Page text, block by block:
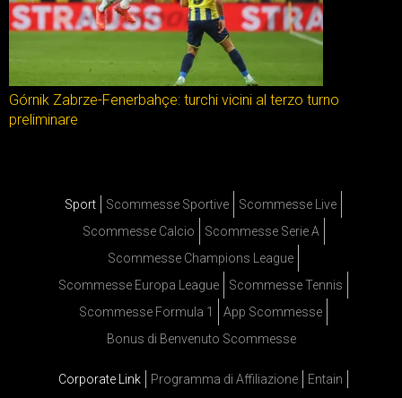
Górnik Zabrze-Fenerbahçe: turchi vicini al terzo turno
preliminare
Sport Scommesse Sportive
Scommesse Live
Scommesse Calcio
Scommesse Serie A
Scommesse Champions League
Scommesse Europa League
Scommesse Tennis
Scommesse Formula 1
App Scommesse
Bonus di Benvenuto Scommesse
Corporate Link Programma di Affiliazione
Entain